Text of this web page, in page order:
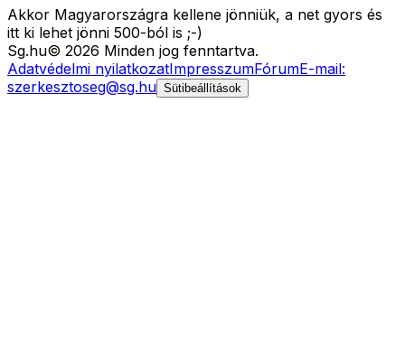
Akkor Magyarországra kellene jönniük, a net gyors és
itt ki lehet jönni 500-ból is ;-)
Sg.hu© 2026 Minden jog fenntartva.
Adatvédelmi nyilatkozatImpresszumFórumE-mail:
szerkesztoseg@sg.hu Sütibeállítások